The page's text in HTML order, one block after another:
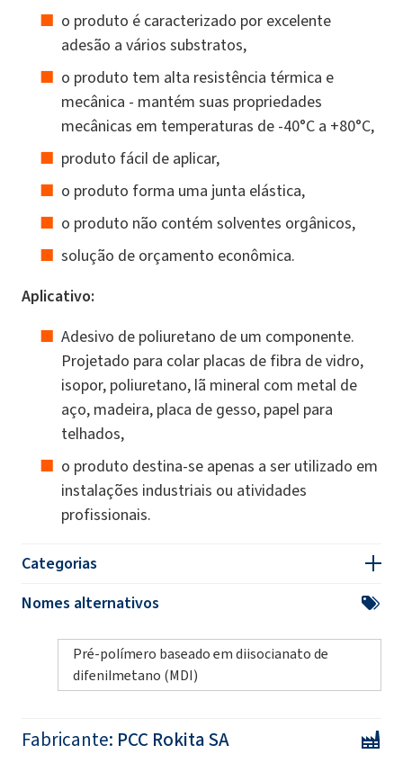
o produto é caracterizado por excelente
adesão a vários substratos,
o produto tem alta resistência térmica e
mecânica - mantém suas propriedades
mecânicas em temperaturas de -40°C a +80°C,
produto fácil de aplicar,
o produto forma uma junta elástica,
o produto não contém solventes orgânicos,
solução de orçamento econômica.
Aplicativo:
Adesivo de poliuretano de um componente.
Projetado para colar placas de fibra de vidro,
isopor, poliuretano, lã mineral com metal de
aço, madeira, placa de gesso, papel para
telhados,
o produto destina-se apenas a ser utilizado em
instalações industriais ou atividades
profissionais.
Categorias
Nomes alternativos
Pré-polímero baseado em diisocianato de
difenilmetano (MDI)
Fabricante: PCC Rokita SA